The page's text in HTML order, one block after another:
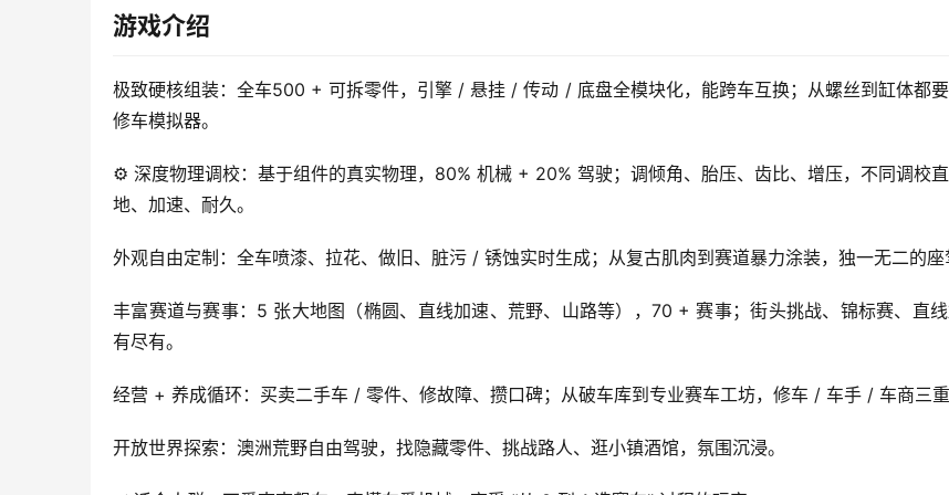
游戏介绍
极致硬核组装：全车500 + 可拆零件，引擎 / 悬挂 / 传动 / 底盘全模块化，能跨车互换；从螺丝到缸体都要
修车模拟器。
⚙️ 深度物理调校：基于组件的真实物理，80% 机械 + 20% 驾驶；调倾角、胎压、齿比、增压，不同调校
地、加速、耐久。
外观自由定制：全车喷漆、拉花、做旧、脏污 / 锈蚀实时生成；从复古肌肉到赛道暴力涂装，独一无二的座
丰富赛道与赛事：5 张大地图（椭圆、直线加速、荒野、山路等），70 + 赛事；街头挑战、锦标赛、直
有尽有。
经营 + 养成循环：买卖二手车 / 零件、修故障、攒口碑；从破车库到专业赛车工坊，修车 / 车手 / 车商三重
开放世界探索：澳洲荒野自由驾驶，找隐藏零件、挑战路人、逛小镇酒馆，氛围沉浸。